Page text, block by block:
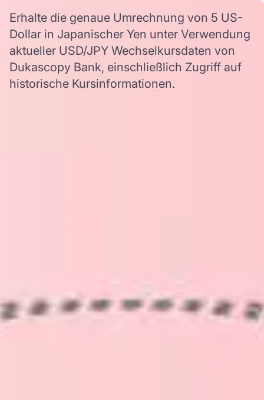
Erhalte die genaue Umrechnung von 5 US-
Dollar in Japanischer Yen unter Verwendung
aktueller USD/JPY Wechselkursdaten von
Dukascopy Bank, einschließlich Zugriff auf
historische Kursinformationen.